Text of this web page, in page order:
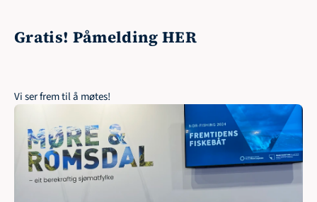
Gratis! Påmelding HER
Vi ser frem til å møtes!